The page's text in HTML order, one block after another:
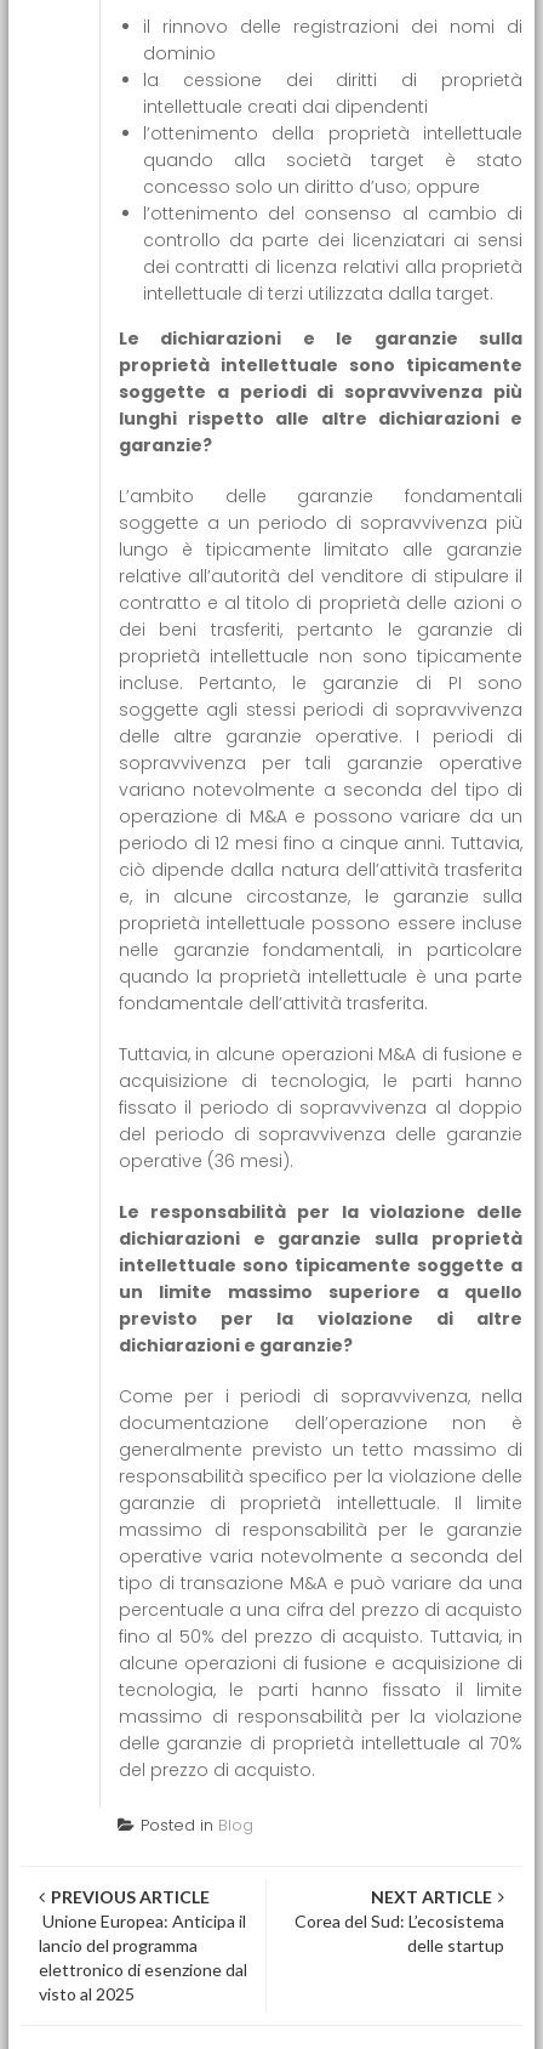
il rinnovo delle registrazioni dei nomi di
dominio
la cessione dei diritti di proprietà
intellettuale creati dai dipendenti
l’ottenimento della proprietà intellettuale
quando alla società target è stato
concesso solo un diritto d’uso; oppure
l’ottenimento del consenso al cambio di
controllo da parte dei licenziatari ai sensi
dei contratti di licenza relativi alla proprietà
intellettuale di terzi utilizzata dalla target.
Le dichiarazioni e le garanzie sulla
proprietà intellettuale sono tipicamente
soggette a periodi di sopravvivenza più
lunghi rispetto alle altre dichiarazioni e
garanzie?
L’ambito delle garanzie fondamentali
soggette a un periodo di sopravvivenza più
lungo è tipicamente limitato alle garanzie
relative all’autorità del venditore di stipulare il
contratto e al titolo di proprietà delle azioni o
dei beni trasferiti, pertanto le garanzie di
proprietà intellettuale non sono tipicamente
incluse. Pertanto, le garanzie di PI sono
soggette agli stessi periodi di sopravvivenza
delle altre garanzie operative. I periodi di
sopravvivenza per tali garanzie operative
variano notevolmente a seconda del tipo di
operazione di M&A e possono variare da un
periodo di 12 mesi fino a cinque anni. Tuttavia,
ciò dipende dalla natura dell’attività trasferita
e, in alcune circostanze, le garanzie sulla
proprietà intellettuale possono essere incluse
nelle garanzie fondamentali, in particolare
quando la proprietà intellettuale è una parte
fondamentale dell’attività trasferita.
Tuttavia, in alcune operazioni M&A di fusione e
acquisizione di tecnologia, le parti hanno
fissato il periodo di sopravvivenza al doppio
del periodo di sopravvivenza delle garanzie
operative (36 mesi).
Le responsabilità per la violazione delle
dichiarazioni e garanzie sulla proprietà
intellettuale sono tipicamente soggette a
un limite massimo superiore a quello
previsto per la violazione di altre
dichiarazioni e garanzie?
Come per i periodi di sopravvivenza, nella
documentazione dell’operazione non è
generalmente previsto un tetto massimo di
responsabilità specifico per la violazione delle
garanzie di proprietà intellettuale. Il limite
massimo di responsabilità per le garanzie
operative varia notevolmente a seconda del
tipo di transazione M&A e può variare da una
percentuale a una cifra del prezzo di acquisto
fino al 50% del prezzo di acquisto. Tuttavia, in
alcune operazioni di fusione e acquisizione di
tecnologia, le parti hanno fissato il limite
massimo di responsabilità per la violazione
delle garanzie di proprietà intellettuale al 70%
del prezzo di acquisto.
Posted in Blog
Post navigation
PREVIOUS ARTICLE
Unione Europea: Anticipa il
lancio del programma
elettronico di esenzione dal
visto al 2025
NEXT ARTICLE
Corea del Sud: L’ecosistema
delle startup